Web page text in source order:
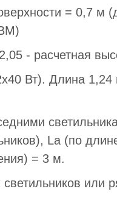
= 0,7 м
- расчетная
Вт). Длина
Lа (по
= 3 м.
светильников или